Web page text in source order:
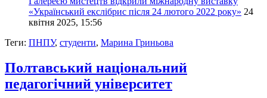
«Український екслібрис після 24 лютого 2022 року» 24
квітня 2025, 15:56
Теги: ПНПУ, студенти, Марина Гриньова
Полтавський національний
педагогічний університет